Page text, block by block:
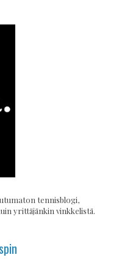
tennisblogi,
yrittäjänkin vinkkelistä.